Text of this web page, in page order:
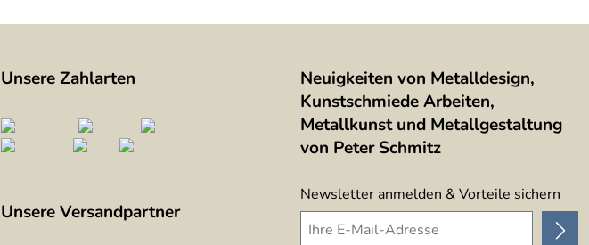
Unsere Zahlarten
Unsere Versandpartner
Neuigkeiten von Metalldesign,
Kunstschmiede Arbeiten,
Metallkunst und Metallgestaltung
von Peter Schmitz
Newsletter anmelden & Vorteile sichern